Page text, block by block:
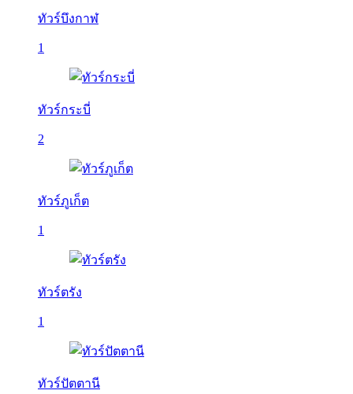
ทัวร์บึงกาฬ
1
ทัวร์กระบี่
2
ทัวร์ภูเก็ต
1
ทัวร์ตรัง
1
ทัวร์ปัตตานี